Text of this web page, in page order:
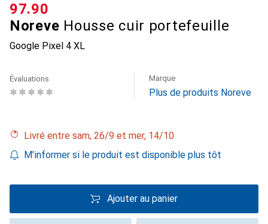
Noreve Housse cuir portefeuille
Google Pixel 4 XL
CHF
97.90
Évaluations Marque
Plus de produits Noreve
Livré entre sam, 26/9 et mer, 14/10
M'informer si le produit est disponible plus tôt
Ajouter au panier